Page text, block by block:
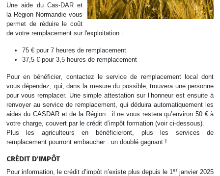
Une aide du Cas-DAR et
la Région Normandie vous
permet de réduire le coût
de votre remplacement sur l'exploitation :
75 € pour 7 heures de remplacement
37,5 € pour 3,5 heures de remplacement
Pour en bénéficier, contactez le service de remplacement local dont
vous dépendez, qui, dans la mesure du possible, trouvera une personne
pour vous remplacer. Une simple attestation sur l’honneur est ensuite à
renvoyer au service de remplacement, qui déduira automatiquement les
aides du CASDAR et de la Région : il ne vous restera qu’environ 50 € à
votre charge, couvert par le crédit d’impôt formation (voir ci-dessous).
Plus les agriculteurs en bénéficieront, plus les services de
remplacement pourront embaucher : un doublé gagnant !
CRÉDIT D'IMPÔT
Pour information, le crédit d’impôt n’existe plus depuis le 1 erjanvier 2025